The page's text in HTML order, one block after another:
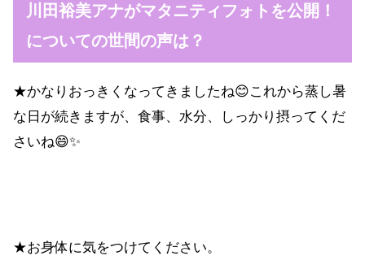
川田裕美アナがマタニティフォトを公開！
についての世間の声は？
★かなりおっきくなってきましたね😊これから蒸し暑
な日が続きますが、食事、水分、しっかり摂ってくだ
さいね😄✨
★お身体に気をつけてください。